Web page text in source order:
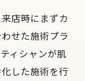
店時にまずカ
せた施術プラ
ィシャンが肌
した施術を行